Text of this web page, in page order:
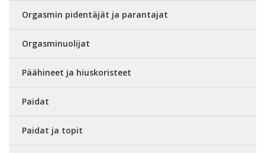
Orgasmin pidentäjät ja parantajat
Orgasminuolijat
Päähineet ja hiuskoristeet
Paidat
Paidat ja topit